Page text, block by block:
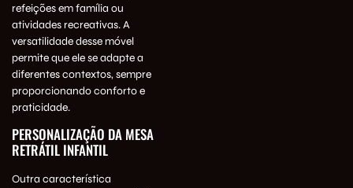
refeições em família ou
atividades recreativas. A
versatilidade desse móvel
permite que ele se adapte a
diferentes contextos, sempre
proporcionando conforto e
praticidade.
PERSONALIZAÇÃO DA MESA
RETRÁTIL INFANTIL
Outra característica